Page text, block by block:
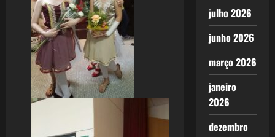
julho 2026
junho 2026
março 2026
janeiro
2026
dezembro